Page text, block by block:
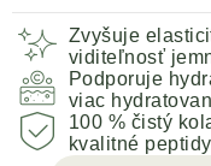
Zvyšuje
viditeľnosť
Podporuje
viac
100 % čistý
kvalitné